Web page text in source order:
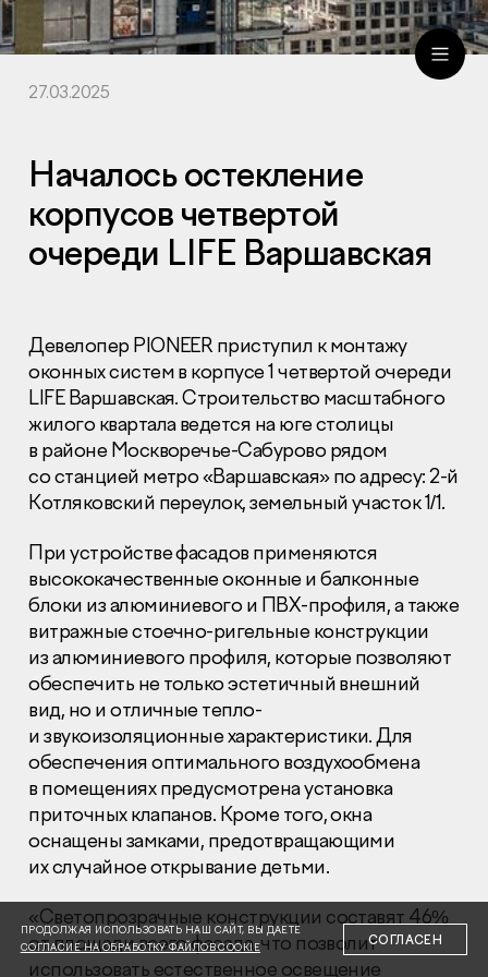
Раскрытие информации
Правовая информация
Сообщить о коррупции
Глaвный oфиc
Отдел продаж
+7 (495) 641-35-35
Заказать звонок
© 2001-2026 Компания «Пионер»
27.03.2025
Началось остекление
корпусов четвертой
очереди LIFE Варшавская
Девелопер PIONEER приступил к монтажу
оконных систем в корпусе 1 четвертой очереди
LIFE Варшавская. Строительство масштабного
жилого квартала ведется на юге столицы
в районе Москворечье-Сабурово рядом
со станцией метро «Варшавская» по адресу: 2-й
Котляковский переулок, земельный участок 1/1.
При устройстве фасадов применяются
высококачественные оконные и балконные
блоки из алюминиевого и ПВХ-профиля, а также
витражные стоечно-ригельные конструкции
из алюминиевого профиля, которые позволяют
обеспечить не только эстетичный внешний
вид, но и отличные тепло-
и звукоизоляционные характеристики. Для
обеспечения оптимального воздухообмена
в помещениях предусмотрена установка
приточных клапанов. Кроме того, окна
оснащены замками, предотвращающими
их случайное открывание детьми.
«Светопрозрачные конструкции составят 46%
от площади всего фасада, что позволит
использовать естественное освещение
ПРОДОЛЖАЯ ИСПОЛЬЗОВАТЬ НАШ САЙТ, ВЫ ДАЕТЕ
СОГЛАСИЕ НА ОБРАБОТКУ ФАЙЛОВ COOKIE
СОГЛАСЕН